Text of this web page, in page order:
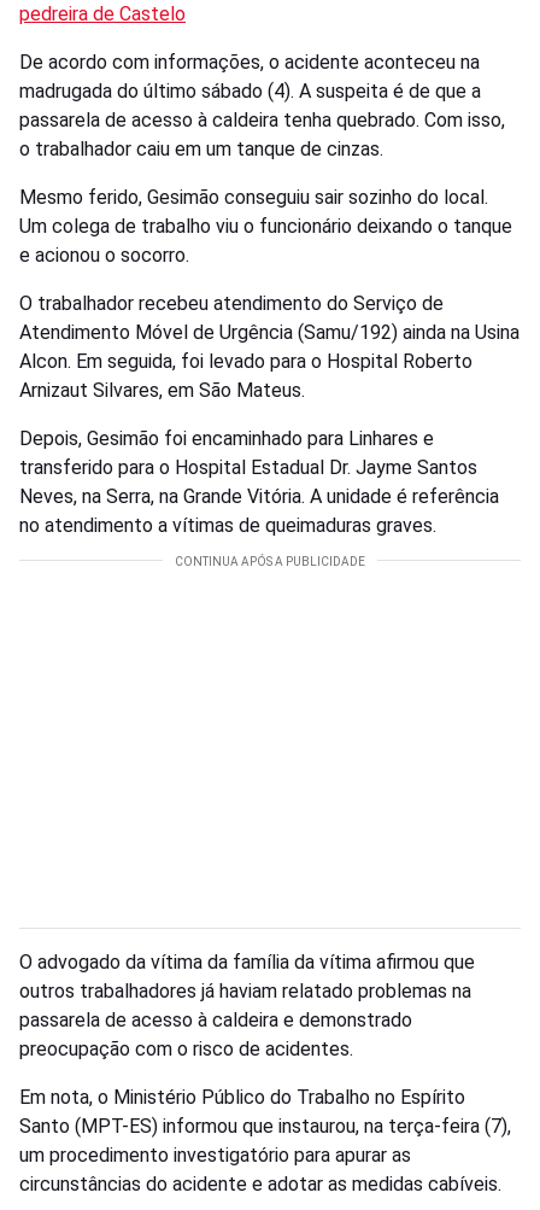
pedreira de Castelo
De acordo com informações, o acidente aconteceu na
madrugada do último sábado (4). A suspeita é de que a
passarela de acesso à caldeira tenha quebrado. Com isso,
o trabalhador caiu em um tanque de cinzas.
Mesmo ferido, Gesimão conseguiu sair sozinho do local.
Um colega de trabalho viu o funcionário deixando o tanque
e acionou o socorro.
O trabalhador recebeu atendimento do Serviço de
Atendimento Móvel de Urgência (Samu/192) ainda na Usina
Alcon. Em seguida, foi levado para o Hospital Roberto
Arnizaut Silvares, em São Mateus.
Depois, Gesimão foi encaminhado para Linhares e
transferido para o Hospital Estadual Dr. Jayme Santos
Neves, na Serra, na Grande Vitória. A unidade é referência
no atendimento a vítimas de queimaduras graves.
O advogado da vítima da família da vítima afirmou que
outros trabalhadores já haviam relatado problemas na
passarela de acesso à caldeira e demonstrado
preocupação com o risco de acidentes.
Em nota, o Ministério Público do Trabalho no Espírito
Santo (MPT-ES) informou que instaurou, na terça-feira (7),
um procedimento investigatório para apurar as
circunstâncias do acidente e adotar as medidas cabíveis.